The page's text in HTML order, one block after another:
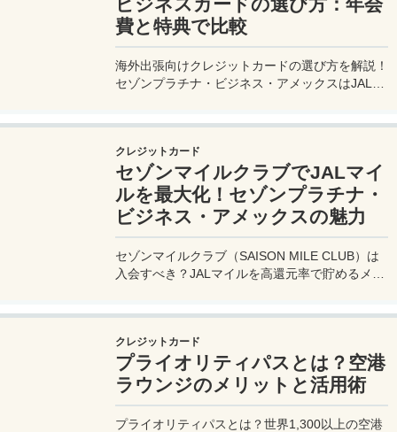
ビジネスカードの選び方：年会
費と特典で比較
海外出張向けクレジットカードの選び方を解説！
セゾンプラチナ・ビジネス・アメックスはJALマ
クレジットカード
セゾンマイルクラブでJALマイ
ルを最大化！セゾンプラチナ・
ビジネス・アメックスの魅力
セゾンマイルクラブ（SAISON MILE CLUB）は
入会すべき？JALマイルを高還元率で貯めるメリ
クレジットカード
プライオリティパスとは？空港
ラウンジのメリットと活用術
プライオリティパスとは？世界1,300以上の空港